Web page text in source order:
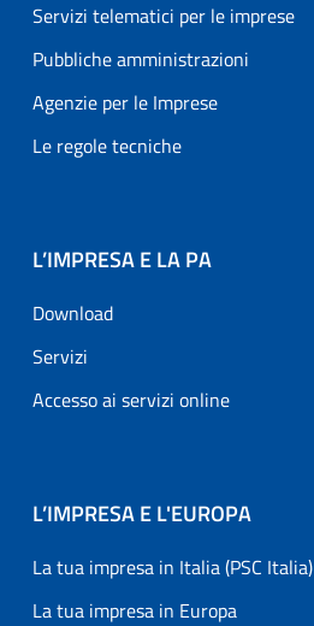
Servizi telematici per le imprese
Pubbliche amministrazioni
Agenzie per le Imprese
Le regole tecniche
L’IMPRESA E LA PA
Download
Servizi
Accesso ai servizi online
L’IMPRESA E L'EUROPA
La tua impresa in Italia (PSC Italia)
La tua impresa in Europa